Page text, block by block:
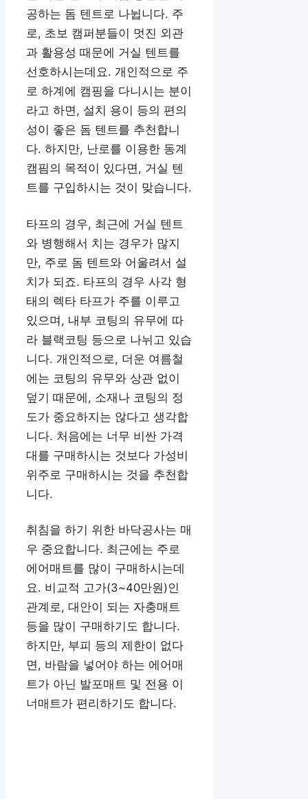
공하는 돔 텐트로 나뉩니다. 주
로, 초보 캠퍼분들이 멋진 외관
과 활용성 때문에 거실 텐트를
선호하시는데요. 개인적으로 주
로 하계에 캠핑을 다니시는 분이
라고 하면, 설치 용이 등의 편의
성이 좋은 돔 텐트를 추천합니
다. 하지만, 난로를 이용한 동계
캠핌의 목적이 있다면, 거실 텐
트를 구입하시는 것이 맞습니다.
타프의 경우, 최근에 거실 텐트
와 병행해서 치는 경우가 많지
만, 주로 돔 텐트와 어울려서 설
치가 되죠. 타프의 경우 사각 형
태의 렉타 타프가 주를 이루고
있으며, 내부 코팅의 유무에 따
라 블랙코팅 등으로 나뉘고 있습
니다. 개인적으로, 더운 여름철
에는 코팅의 유무와 상관 없이
덮기 때문에, 소재나 코팅의 정
도가 중요하지는 않다고 생각합
니다. 처음에는 너무 비싼 가격
대를 구매하시는 것보다 가성비
위주로 구매하시는 것을 추천합
니다.
취침을 하기 위한 바닥공사는 매
우 중요합니다. 최근에는 주로
에어매트를 많이 구매하시는데
요. 비교적 고가(3~40만원)인
관계로, 대안이 되는 자충매트
등을 많이 구매하기도 합니다.
하지만, 부피 등의 제한이 없다
면, 바람을 넣어야 하는 에어매
트가 아닌 발포매트 및 전용 이
너매트가 편리하기도 합니다.